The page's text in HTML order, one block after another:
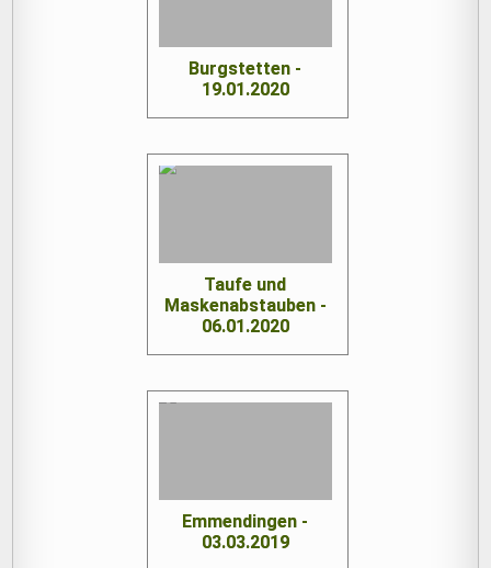
Burgstetten -
19.01.2020
Taufe und
Maskenabstauben -
06.01.2020
Emmendingen -
03.03.2019